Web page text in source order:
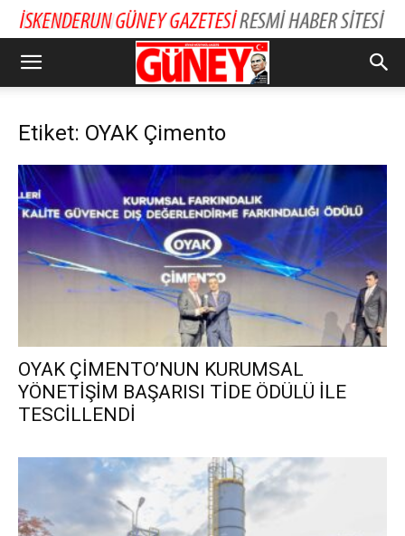
Etiket: OYAK Çimento
OYAK ÇİMENTO’NUN KURUMSAL
YÖNETİŞİM BAŞARISI TİDE ÖDÜLÜ İLE
TESCİLLENDİ